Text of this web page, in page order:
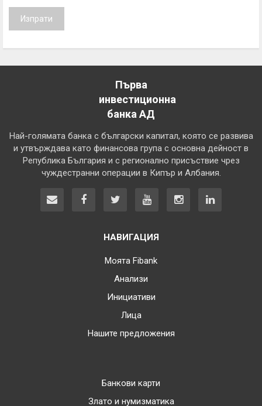
Изпрати
Първа
инвестиционна
банка АД
Най-голямата банка с български капитал, която се развива
и утвърждава като финансова група с основна дейност в
Република България и с регионално присъствие чрез
чуждестранни операции в Кипър и Албания.
НАВИГАЦИЯ
Моята Fibank
Анализи
Инициативи
Лица
Нашите предложения
Банкови карти
Злато и нумизматика